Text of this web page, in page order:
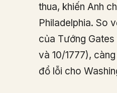
thua, khiến Anh
Philadelphia. So
của Tướng Gates
và 10/1777),
đổ lỗi cho